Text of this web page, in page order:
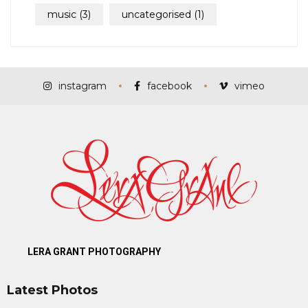
music (3) uncategorised (1)
instagram facebook vimeo
LERA GRANT PHOTOGRAPHY
Latest Photos